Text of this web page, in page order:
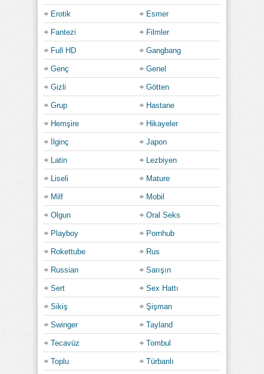
Erotik Esmer
Fantezi Filmler
Full HD Gangbang
Genç Genel
Gizli Götten
Grup Hastane
Hemşire Hikayeler
İlginç Japon
Latin Lezbiyen
Liseli Mature
Milf Mobil
Olgun Oral Seks
Playboy Pornhub
Rokettube Rus
Russian Sarışın
Sert Sex Hattı
Sikiş Şişman
Swinger Tayland
Tecavüz Tombul
Toplu Türbanlı